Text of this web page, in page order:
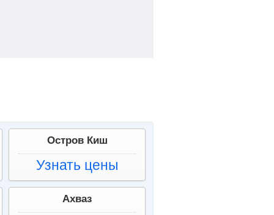
Остров Киш
Узнать цены
Ахваз